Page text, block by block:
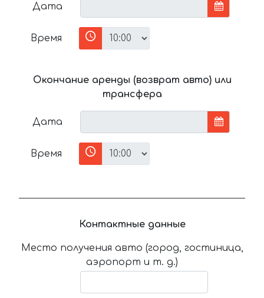
Дата
Время
Окончание аренды (возврат авто) или
трансфера
Дата
Время
Контактные данные
Место получения авто (город, гостиница,
аэропорт и т. д.)